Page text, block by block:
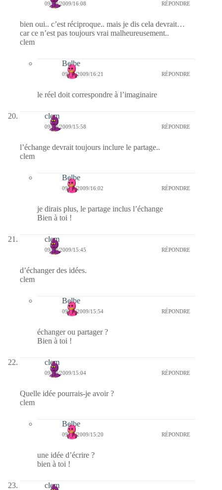
09/08/2009/16:08 RÉPONDRE
bien oui.. c’est réciproque.. mais je dis cela devrait…
car ce n’est pas toujours vrai malheureusement..
clem
Belbe
09/08/2009/16:21 RÉPONDRE
le réel doit correspondre à l’imaginaire
clem
09/08/2009/15:58 RÉPONDRE
l’échange devrait toujours inclure le partage..
clem
Belbe
09/08/2009/16:02 RÉPONDRE
je dirais plus, le partage inclus l’échange
Bien à toi !
clem
09/08/2009/15:45 RÉPONDRE
d’échanger des idées.
clem
Belbe
09/08/2009/15:54 RÉPONDRE
échanger ou partager ?
Bien à toi !
clem
09/08/2009/15:04 RÉPONDRE
Quelle idée pourrais-je avoir ?
clem
Belbe
09/08/2009/15:20 RÉPONDRE
une idée d’écrire ?
bien à toi !
clem